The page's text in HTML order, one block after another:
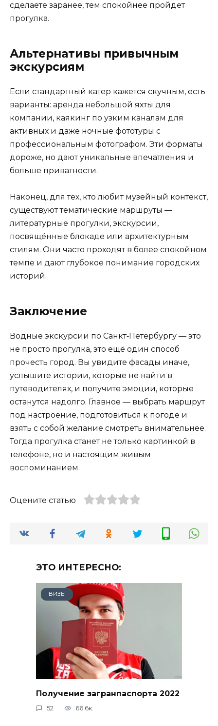
сделаете заранее, тем спокойнее пройдет
прогулка.
Альтернативы привычным
экскурсиям
Если стандартный катер кажется скучным, есть
варианты: аренда небольшой яхты для
компании, каякинг по узким каналам для
активных и даже ночные фототуры с
профессиональным фотографом. Эти форматы
дороже, но дают уникальные впечатления и
больше приватности.
Наконец, для тех, кто любит музейный контекст,
существуют тематические маршруты —
литературные прогулки, экскурсии,
посвящённые блокаде или архитектурным
стилям. Они часто проходят в более спокойном
темпе и дают глубокое понимание городских
историй.
Заключение
Водные экскурсии по Санкт‑Петербургу — это
не просто прогулка, это ещё один способ
прочесть город. Вы увидите фасады иначе,
услышите истории, которые не найти в
путеводителях, и получите эмоции, которые
останутся надолго. Главное — выбрать маршрут
под настроение, подготовиться к погоде и
взять с собой желание смотреть внимательнее.
Тогда прогулка станет не только картинкой в
телефоне, но и настоящим живым
воспоминанием.
Оцените статью
ЭТО ИНТЕРЕСНО:
ВИЗЫ
Получение загранпаспорта 2022
52 66.6к.